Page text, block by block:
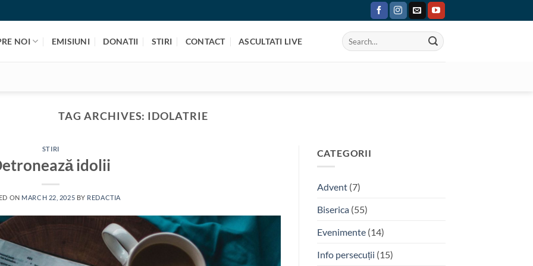
NOI EMISIUNI DONATII STIRI CONTACT ASCULTATI LIVE
TAG ARCHIVES: IDOLATRIE
STIRI
idolii
ON MARCH 22, 2025 BY REDACTIA
CATEGORII
Advent(7)
Biserica(55)
Evenimente(14)
Info persecuții (15)